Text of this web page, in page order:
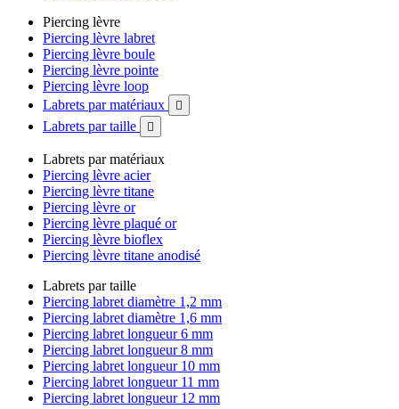
Piercing lèvre
Piercing lèvre labret
Piercing lèvre boule
Piercing lèvre pointe
Piercing lèvre loop
Labrets par matériaux

Labrets par taille 
Labrets par matériaux
Piercing lèvre acier
Piercing lèvre titane
Piercing lèvre or
Piercing lèvre plaqué or
Piercing lèvre bioflex
Piercing lèvre titane anodisé
Labrets par taille
Piercing labret diamètre 1,2 mm
Piercing labret diamètre 1,6 mm
Piercing labret longueur 6 mm
Piercing labret longueur 8 mm
Piercing labret longueur 10 mm
Piercing labret longueur 11 mm
Piercing labret longueur 12 mm